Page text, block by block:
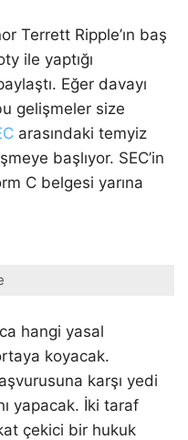
Terrett Ripple’ın baş
ile yaptığı
Eğer davayı
gelişmeler size
arasındaki temyiz
başlıyor. SEC’in
C belgesi yarına
hangi yasal
koyacak.
karşı yedi
yapacak. İki taraf
çekici bir hukuk